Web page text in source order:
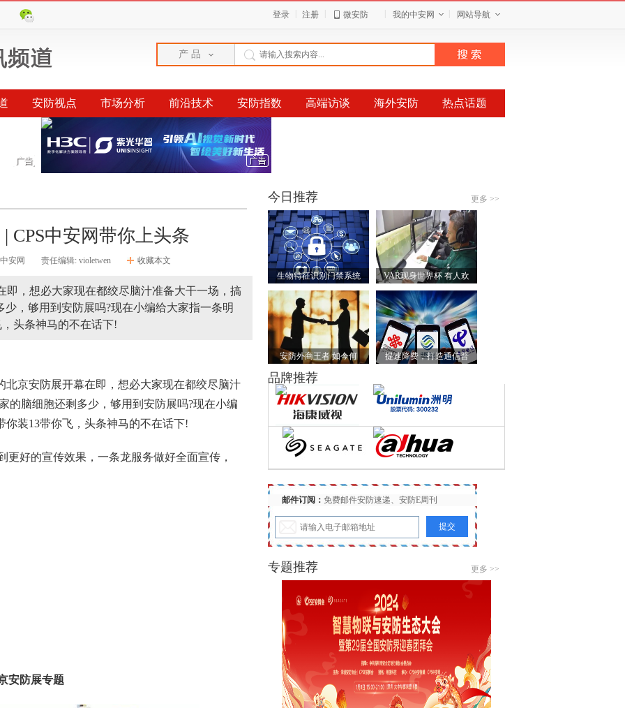
登录 注册 微安防 我的中安网 网站导航
产 品
安防视点 市场分析 前沿技术 安防指数 高端访谈 海外安防 热点话题
榜单
CPS中安网带你上头条
安网 责任编辑: violetwen 收藏本文
即，想必大家现在都绞尽脑汁准备大干一场，搞
，够用到安防展吗?现在小编给大家指一条明
头条神马的不在话下!
北京安防展开幕在即，想必大家现在都绞尽脑汁
的脑细胞还剩多少，够用到安防展吗?现在小编
你装13带你飞，头条神马的不在话下!
更好的宣传效果，一条龙服务做好全面宣传，
安防展专题
今日推荐 更多 >>
生物特征识别门禁系统 VAR现身世界杯 有人欢
安防外商王者 如今何 提速降费，打造通信普
品牌推荐
邮件订阅： 免费邮件安防速递、安防E周刊
专题推荐 更多 >>